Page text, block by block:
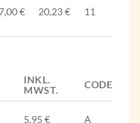
€ 20,23 € 11
INKL.
MWST.
CODE
5,95 € A